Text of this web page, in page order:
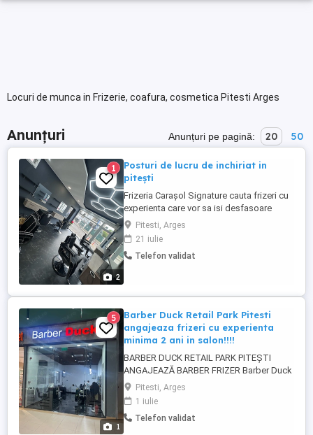
Locuri de munca in Frizerie, coafura, cosmetica Pitesti Arges
Anunțuri Anunțuri pe pagină: 20 50
2
1
Posturi de lucru de inchiriat in
pitești
Frizeria Carașol Signature cauta frizeri cu
experienta care vor sa isi desfasoare
activitatea intr un salon complet utilat si
modern! Zona cu trafic intens pietonal, iti
poti extinde cu usurinta portofoliul de
clienti Tipul contractului: inchiriere scaun
Pitesti, Arges
21 iulie
Telefon validat
1
5
Barber Duck Retail Park Pitesti
angajeaza frizeri cu experienta
minima 2 ani in salon!!!!
BARBER DUCK RETAIL PARK PITEȘTI
ANGAJEAZĂ BARBER FRIZER Barber Duck
își mărește echipa și caută un barber
talentat, cu experiență și pasiune pentru
acest domeniu. Cerințe: * Experiență
minimă de 2 ani într-un salon * Cunoștințe
Pitesti, Arges
1 iulie
Telefon validat